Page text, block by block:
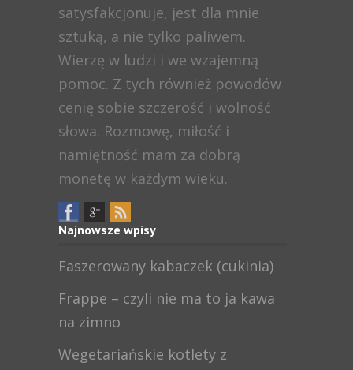
satysfakcjonuje, jest dla mnie
sztuką, a nie tylko paliwem.
Wierzę w ludzi i we wzajemną
pomoc. Z tych również powodów
cenię sobie szczerość i wolność
słowa. Rozmowę, miłość i
namiętność mam za dobrą
monetę w każdym wieku.
Najnowsze wpisy
Faszerowany kabaczek (cukinia)
Frappe – czyli nie ma to ja kawa
na zimno
Wegetariańskie kotlety z